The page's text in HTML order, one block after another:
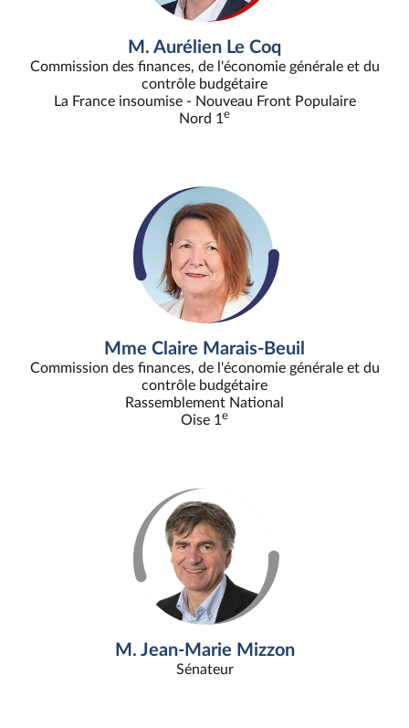
M. Aurélien Le Coq
Commission des finances, de l'économie générale et du
contrôle budgétaire
La France insoumise - Nouveau Front Populaire
Nord 1 e
Mme Claire Marais-Beuil
Commission des finances, de l'économie générale et du
contrôle budgétaire
Rassemblement National
Oise 1 e
M. Jean-Marie Mizzon
Sénateur